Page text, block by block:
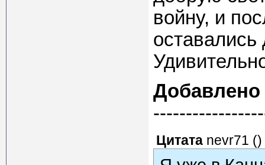
войну, и
Добавлено
Цитата nevr71 ()